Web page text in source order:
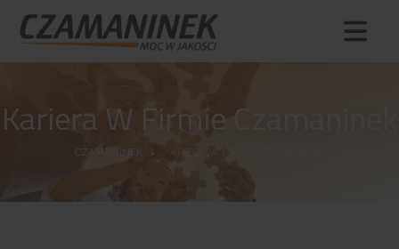
Kariera W Firmie Czamaninek
CZAMANINEK KARIERA W FIRMIE CZAMANINEK